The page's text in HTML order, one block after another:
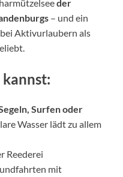
der
– und ein
Aktivurlaubern als
Surfen oder
Wasser lädt zu allem
Reederei
mit